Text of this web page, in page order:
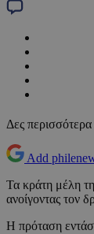
Δες
Add
Τα κράτη μέλη
ανοίγοντας τον
Η πρόταση